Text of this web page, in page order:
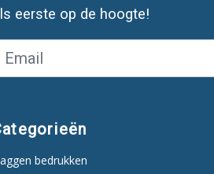
eerste op de hoogte!
bedrukken